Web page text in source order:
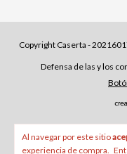
Al navegar por este sitio
experiencia de compra.
Copyright Caserta -
Defensa de las y los